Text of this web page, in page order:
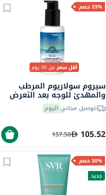
33% خصم
أقل سعرمن 30 يوم
سيروم سولاريوم المرطب
والمهدئ للوجه بعد التعرض
لأشعة الشمس 50 مل
توصيل مجاني اليوم
105.52
157.50
30% خصم
جديد